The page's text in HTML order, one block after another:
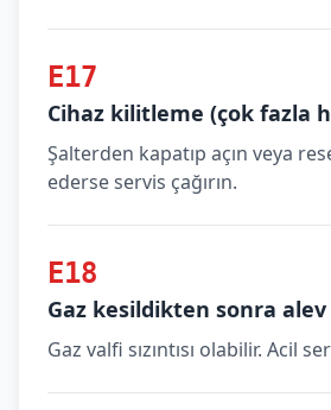
E17
Cihaz kilitleme (çok fazla
Şalterden kapatıp açın veya
ederse servis çağırın.
E18
Gaz kesildikten sonra alev
Gaz valfi sızıntısı olabilir. Acil